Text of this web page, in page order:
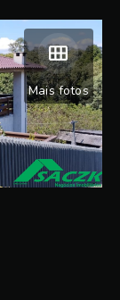
Mais fotos